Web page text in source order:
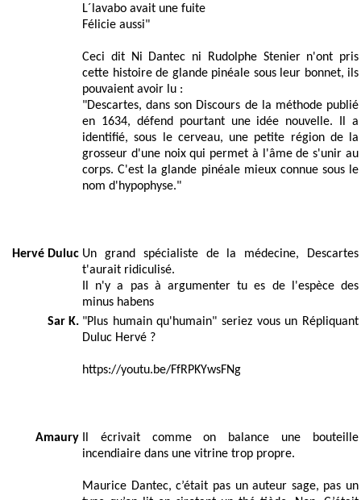
L´lavabo avait une fuite
Félicie aussi"
Ceci dit Ni Dantec ni Rudolphe Stenier n'ont pris
cette histoire de glande pinéale sous leur bonnet, ils
pouvaient avoir lu :
"Descartes, dans son Discours de la méthode publié
en 1634, défend pourtant une idée nouvelle. Il a
identifié, sous le cerveau, une petite région de la
grosseur d'une noix qui permet à l'âme de s'unir au
corps. C'est la glande pinéale mieux connue sous le
nom d'hypophyse."
Hervé Duluc Un grand spécialiste de la médecine, Descartes
t'aurait ridiculisé.
Il n'y a pas à argumenter tu es de l'espèce des
minus habens
Sar K. "Plus humain qu'humain" seriez vous un Répliquant
Duluc Hervé ?
https://youtu.be/FfRPKYwsFNg
Amaury
Il écrivait comme on balance une bouteille
incendiaire dans une vitrine trop propre.
Maurice Dantec, c’était pas un auteur sage, pas un